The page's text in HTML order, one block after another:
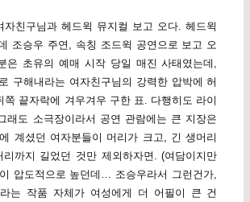
친구님과 헤드윅 뮤지컬 보고 오다. 헤드윅
조승우 주연, 속칭 조드윅 공연으로 보고 오
은 초유의 예매 시작 당일 매진 사태였는데,
구해내라는 여자친구님의 강력한 압박에 허
쪽 끝자락에 겨우겨우 구한 표. 다행히도 라이
래도 소극장이라서 공연 관람에는 큰 지장은
계셨던 여자분들이 머리가 크고, 긴 생머리
까지 길었던 것만 제외하자면. (여담이지만
압도적으로 높던데… 조승우라서 그런건가,
라는 작품 자체가 여성에게 더 어필이 큰 건